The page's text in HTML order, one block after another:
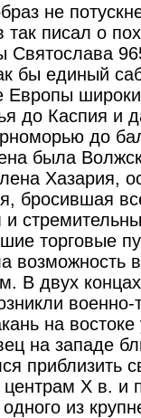
не
так писал о
Святослава
бы единый
Европы
до Каспия и
до
была
Хазария,
бросившая
и
торговые
возможность
В двух
на
на западе
приблизить
X в. и
из